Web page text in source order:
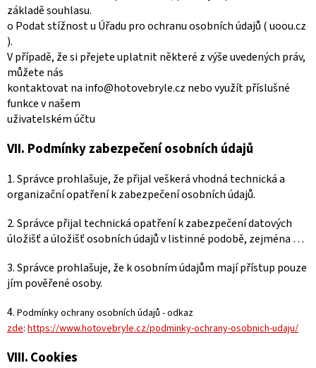
základě souhlasu.
o Podat stížnost u Úřadu pro ochranu osobních údajů ( uoou.cz
).
V případě, že si přejete uplatnit některé z výše uvedených práv,
můžete nás
kontaktovat na info@hotovebryle.cz nebo využít příslušné
funkce v našem
uživatelském účtu
VII. Podmínky zabezpečení osobních údajů
1. Správce prohlašuje, že přijal veškerá vhodná technická a
organizační opatření k zabezpečení osobních údajů.
2. Správce přijal technická opatření k zabezpečení datových
úložišť a úložišť osobních údajů v listinné podobě, zejména …
3. Správce prohlašuje, že k osobním údajům mají přístup pouze
jím pověřené osoby.
4. Podmínky ochrany osobních údajů - odkaz
zde: https://www.hotovebryle.cz/podminky-ochrany-osobnich-udaju/
VIII.Cookies